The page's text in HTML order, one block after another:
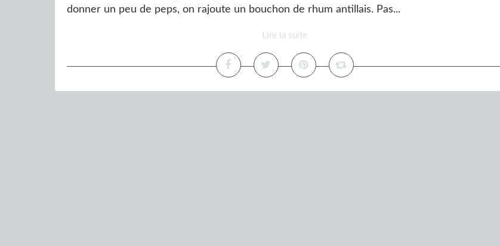
donner un peu de peps, on rajoute un bouchon de rhum antillais. Pas...
Lire la suite